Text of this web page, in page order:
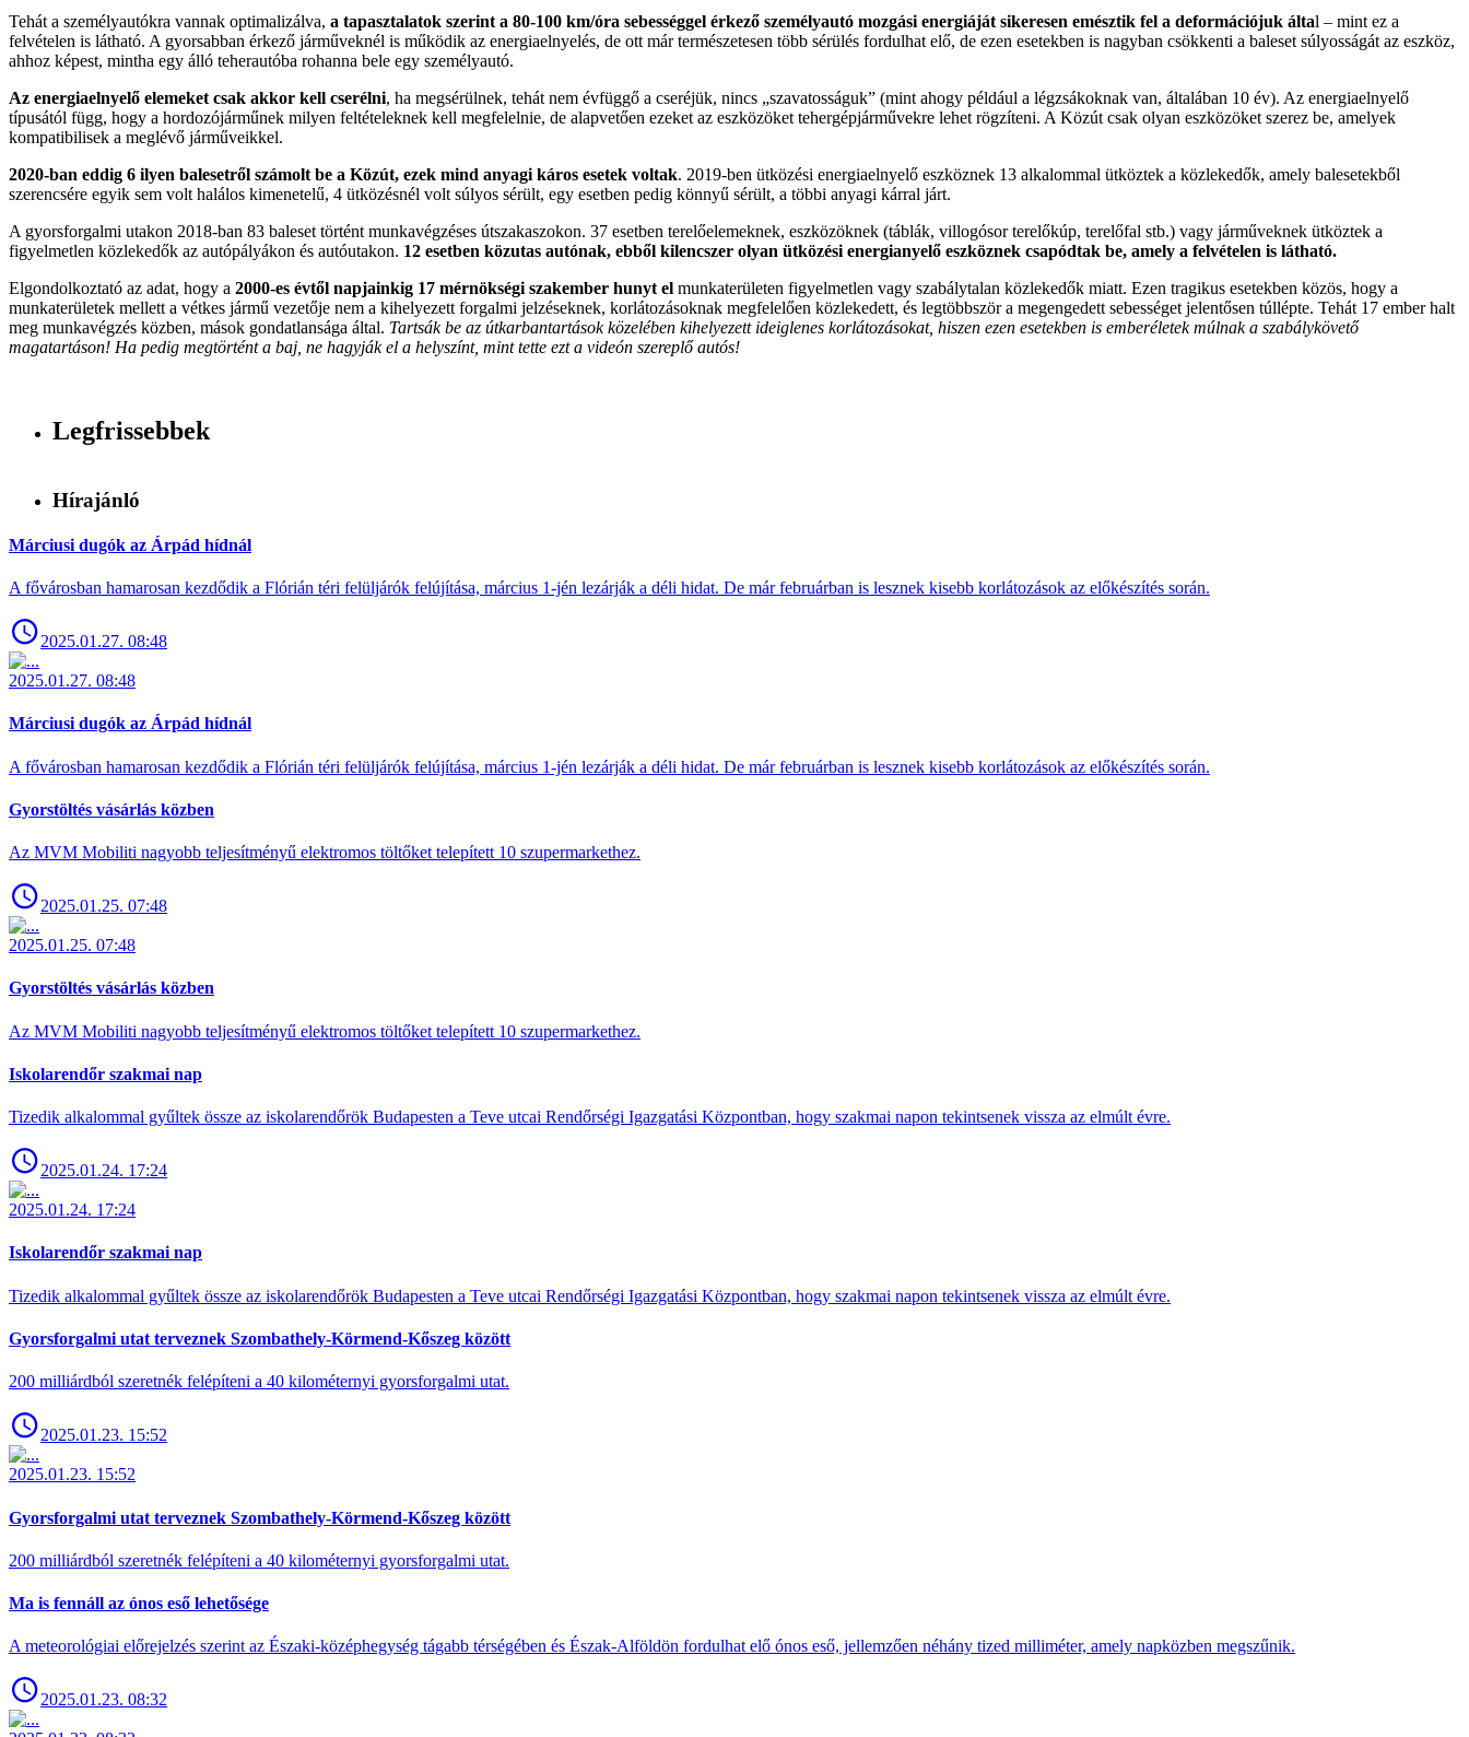
Tehát a személyautókra vannak optimalizálva, a tapasztalatok szerint a 80-100 km/óra sebességgel érkező személyautó mozgási energiáját sikeresen emésztik fel a deformációjuk által – mint ez a
felvételen is látható. A gyorsabban érkező járműveknél is működik az energiaelnyelés, de ott már természetesen több sérülés fordulhat elő, de ezen esetekben is nagyban csökkenti a baleset súlyosságát az eszköz,
ahhoz képest, mintha egy álló teherautóba rohanna bele egy személyautó.
Az energiaelnyelő elemeket csak akkor kell cserélni, ha megsérülnek, tehát nem évfüggő a cseréjük, nincs „szavatosságuk” (mint ahogy például a légzsákoknak van, általában 10 év). Az energiaelnyelő
típusától függ, hogy a hordozójárműnek milyen feltételeknek kell megfelelnie, de alapvetően ezeket az eszközöket tehergépjárművekre lehet rögzíteni. A Közút csak olyan eszközöket szerez be, amelyek
kompatibilisek a meglévő járműveikkel.
2020-ban eddig 6 ilyen balesetről számolt be a Közút, ezek mind anyagi káros esetek voltak. 2019-ben ütközési energiaelnyelő eszköznek 13 alkalommal ütköztek a közlekedők, amely balesetekből
szerencsére egyik sem volt halálos kimenetelű, 4 ütközésnél volt súlyos sérült, egy esetben pedig könnyű sérült, a többi anyagi kárral járt.
A gyorsforgalmi utakon 2018-ban 83 baleset történt munkavégzéses útszakaszokon. 37 esetben terelőelemeknek, eszközöknek (táblák, villogósor terelőkúp, terelőfal stb.) vagy járműveknek ütköztek a
figyelmetlen közlekedők az autópályákon és autóutakon. 12 esetben közutas autónak, ebből kilencszer olyan ütközési energianyelő eszköznek csapódtak be, amely a felvételen is látható.
Elgondolkoztató az adat, hogy a 2000-es évtől napjainkig 17 mérnökségi szakember hunyt el munkaterületen figyelmetlen vagy szabálytalan közlekedők miatt. Ezen tragikus esetekben közös, hogy a
munkaterületek mellett a vétkes jármű vezetője nem a kihelyezett forgalmi jelzéseknek, korlátozásoknak megfelelően közlekedett, és legtöbbször a megengedett sebességet jelentősen túllépte. Tehát 17 ember halt
meg munkavégzés közben, mások gondatlansága által. Tartsák be az útkarbantartások közelében kihelyezett ideiglenes korlátozásokat, hiszen ezen esetekben is emberéletek múlnak a szabálykövető
magatartáson! Ha pedig megtörtént a baj, ne hagyják el a helyszínt, mint tette ezt a videón szereplő autós!
Legfrissebbek
Hírajánló
Márciusi dugók az Árpád hídnál
A fővárosban hamarosan kezdődik a Flórián téri felüljárók felújítása, március 1-jén lezárják a déli hidat. De már februárban is lesznek kisebb korlátozások az előkészítés során.
2025.01.27. 08:48
2025.01.27. 08:48
Márciusi dugók az Árpád hídnál
A fővárosban hamarosan kezdődik a Flórián téri felüljárók felújítása, március 1-jén lezárják a déli hidat. De már februárban is lesznek kisebb korlátozások az előkészítés során.
Gyorstöltés vásárlás közben
Az MVM Mobiliti nagyobb teljesítményű elektromos töltőket telepített 10 szupermarkethez.
2025.01.25. 07:48
2025.01.25. 07:48
Gyorstöltés vásárlás közben
Az MVM Mobiliti nagyobb teljesítményű elektromos töltőket telepített 10 szupermarkethez.
Iskolarendőr szakmai nap
Tizedik alkalommal gyűltek össze az iskolarendőrök Budapesten a Teve utcai Rendőrségi Igazgatási Központban, hogy szakmai napon tekintsenek vissza az elmúlt évre.
2025.01.24. 17:24
2025.01.24. 17:24
Iskolarendőr szakmai nap
Tizedik alkalommal gyűltek össze az iskolarendőrök Budapesten a Teve utcai Rendőrségi Igazgatási Központban, hogy szakmai napon tekintsenek vissza az elmúlt évre.
Gyorsforgalmi utat terveznek Szombathely-Körmend-Kőszeg között
200 milliárdból szeretnék felépíteni a 40 kilométernyi gyorsforgalmi utat.
2025.01.23. 15:52
2025.01.23. 15:52
Gyorsforgalmi utat terveznek Szombathely-Körmend-Kőszeg között
200 milliárdból szeretnék felépíteni a 40 kilométernyi gyorsforgalmi utat.
Ma is fennáll az ónos eső lehetősége
A meteorológiai előrejelzés szerint az Északi-középhegység tágabb térségében és Észak-Alföldön fordulhat elő ónos eső, jellemzően néhány tized milliméter, amely napközben megszűnik.
2025.01.23. 08:32